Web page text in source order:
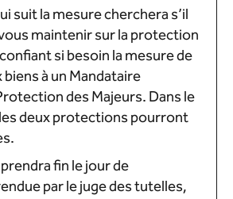
suit la mesure cherchera s’il
maintenir sur la protection
si besoin la mesure de
à un Mandataire
des Majeurs. Dans le
deux protections pourront
fin le jour de
par le juge des tutelles,